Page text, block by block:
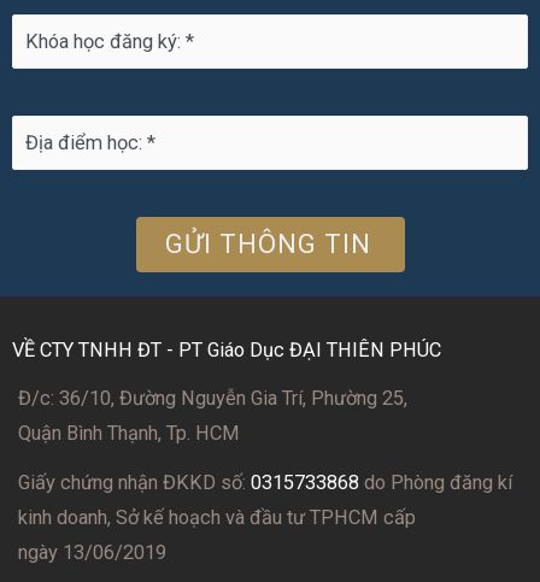
VỀ CTY TNHH ĐT - PT Giáo Dục ĐẠI THIÊN PHÚC
Đ/c: 36/10, Đường Nguyễn Gia Trí, Phường 25,
Quận Bình Thạnh, Tp. HCM
Giấy chứng nhận ĐKKD số: 0315733868 do Phòng đăng kí
kinh doanh, Sở kế hoạch và đầu tư TPHCM cấp
ngày 13/06/2019